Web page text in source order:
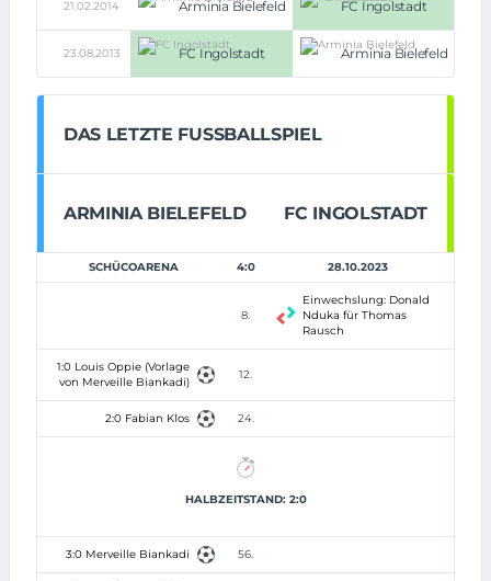
21.02.2014 Arminia Bielefeld FC Ingolstadt
23.08.2013 FC Ingolstadt Arminia Bielefeld
DAS LETZTE FUSSBALLSPIEL
ARMINIA BIELEFELD FC INGOLSTADT
SCHÜCOARENA 4:0 28.10.2023
8.
Einwechslung: Donald
Nduka für Thomas
Rausch
1:0 Louis Oppie (Vorlage
von Merveille Biankadi)
12.
2:0 Fabian Klos 24.
HALBZEITSTAND: 2:0
3:0 Merveille Biankadi 56.